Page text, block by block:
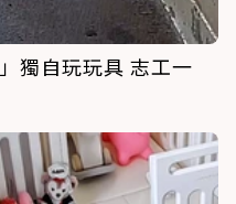
獨自玩玩具 志工一